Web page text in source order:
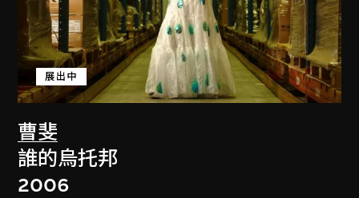
曹斐
展出中
誰的烏托邦
2006